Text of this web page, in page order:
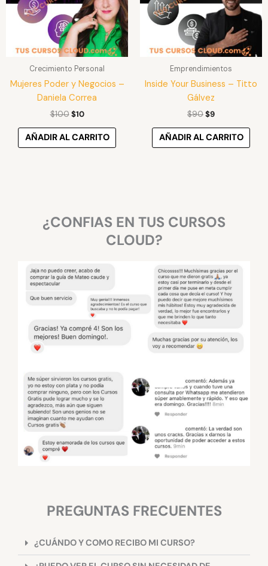
Crecimiento Personal
Mujeres Poder y Negocios –
Daniela Correa
$100 $10
AÑADIR AL CARRITO
Emprendimientos
Inside Your Business – Titto
Gálvez
$90$9
AÑADIR AL CARRITO
¿CONFIAS EN TUS CURSOS
CLOUD?
PREGUNTAS FRECUENTES
¿CUÁNDO Y COMO RECIBO MI CURSO?